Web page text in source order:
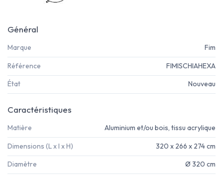
Général
Marque Fim
Référence FIMISCHIAHEXA
État Nouveau
Caractéristiques
Matière Aluminium et/ou bois, tissu acrylique
Dimensions (L x l x H) 320 x 266 x 274 cm
Diamètre Ø 320 cm